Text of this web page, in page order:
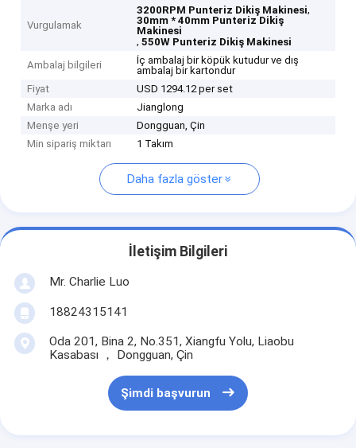
Vurgulamak
3200RPM Punteriz Dikiş Makinesi,
30mm * 40mm Punteriz Dikiş
Makinesi
,550W Punteriz Dikiş Makinesi
Ambalaj bilgileri
İç ambalaj bir köpük kutudur ve dış
ambalaj bir kartondur
Fiyat
USD 1294.12 per set
Marka adı
Jianglong
Menşe yeri
Dongguan, Çin
Min sipariş miktarı
1 Takım
Daha fazla göster
İletişim Bilgileri
Mr. Charlie Luo
18824315141
Oda 201, Bina 2, No.351, Xiangfu Yolu, Liaobu
Kasabası ， Dongguan, Çin
Şimdi başvurun